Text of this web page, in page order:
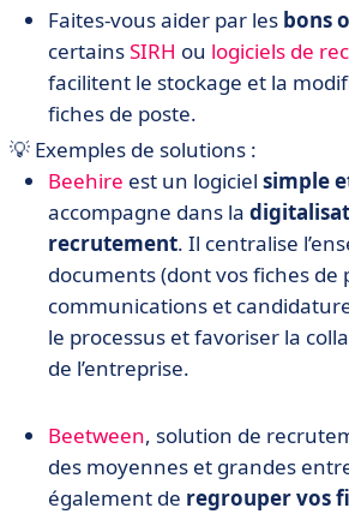
Faites-vous aider par les bons
certainsSIRH ou logiciels de
facilitent le stockage et la
fiches de poste.
💡 Exemples de solutions :
Beehire est un logiciel simple
accompagne dans la
recrutement. Il centralise
documents (dont vos fiches de
communications et
le processus et favoriser la
de l’entreprise.
Beetween, solution de
des moyennes et grandes
également de regrouper vos